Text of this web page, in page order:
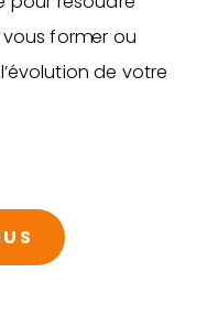
former ou
de votre